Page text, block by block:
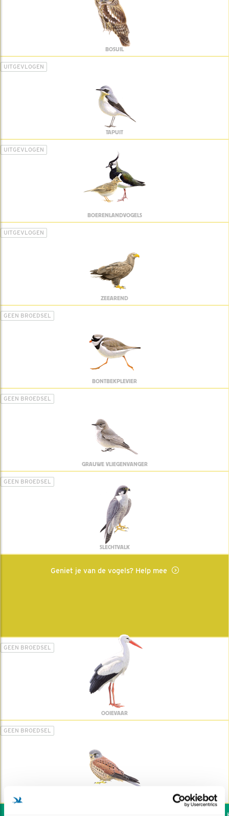
BOSUIL
UITGEVLOGEN
TAPUIT
UITGEVLOGEN
BOERENLANDVOGELS
UITGEVLOGEN
ZEEAREND
GEEN BROEDSEL
BONTBEKPLEVIER
GEEN BROEDSEL
GRAUWE VLIEGENVANGER
GEEN BROEDSEL
SLECHTVALK
Geniet je van de vogels? Help mee
GEEN BROEDSEL
OOIEVAAR
GEEN BROEDSEL